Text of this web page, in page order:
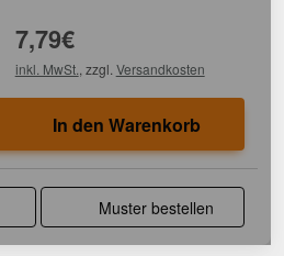
7,79€
inkl. MwSt. , zzgl. Versandkosten
In den Warenkorb
Muster bestellen